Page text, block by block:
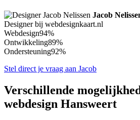
Jacob
Designer bij webdesignkaart.nl
Webdesign94%
Ontwikkeling89%
Ondersteuning92%
Stel direct je vraag aan Jacob
Verschillende
webdesign Hansweert